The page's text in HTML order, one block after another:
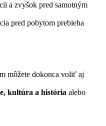
a zvyšok pred samotným
pred pobytom prebieha
môžete dokonca voliť aj
kultúra a história alebo